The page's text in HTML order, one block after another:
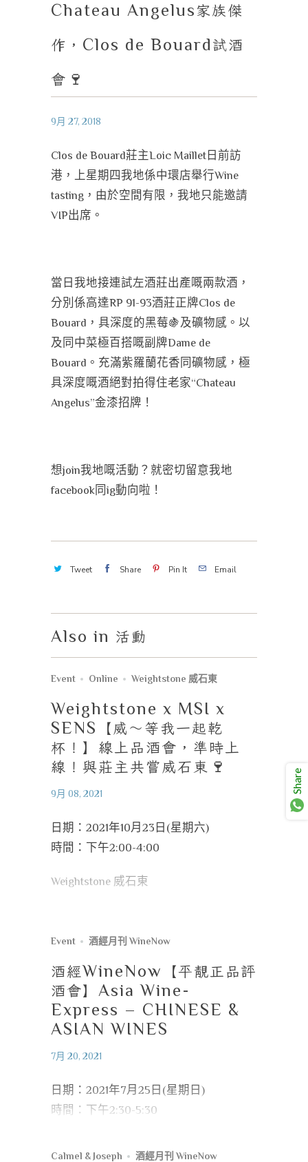
Chateau Angelus家族傑
作， Clos de Bouard試酒
會 🍷
9月 27, 2018
Clos de Bouard莊主Loic Maillet日前訪
港，上星期四我地係中環店舉行Wine
tasting，由於空間有限，我地只能邀請
VIP出席。
當日我地接連試左酒莊出產嘅兩款酒，
分別係高達RP 91-93酒莊正牌Clos de
Bouard，具深度的黑莓🍇及礦物感。以
及同中菜極百搭嘅副牌Dame de
Bouard。充滿紫羅蘭花香同礦物感，極
具深度嘅酒絕對拍得住老家“Chateau
Angelus”金漆招牌！
想join我地嘅活動？就密切留意我地
facebook同ig動向啦！
Tweet Share Pin It Email
Also in 活動
Event Online Weightstone 威石東
Weightstone x MSI x
SENS
【威～等我一起乾
杯！】線上品酒會，準時上
線！與莊主共嘗威石東 🍷
9月 08, 2021
日期：2021年10月23日(星期六)
時間：下午2:00-4:00
Weightstone 威石東
Event 酒經月刊 WineNow
酒經WineNow
【平靚正品評
酒會】 Asia Wine-
Express – CHINESE &
ASIAN WINES
7月 20, 2021
日期：2021年7月25日(星期日)
時間：下午2:30-5:30
Calmel & Joseph 酒經月刊 WineNow
VIEW CART
Share